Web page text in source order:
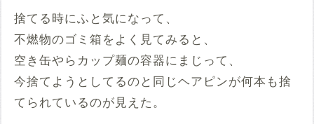
捨てる時にふと気になって、
不燃物のゴミ箱をよく見てみると、
空き缶やらカップ麺の容器にまじって、
今捨てようとしてるのと同じヘアピンが何本も捨
てられているのが見えた。